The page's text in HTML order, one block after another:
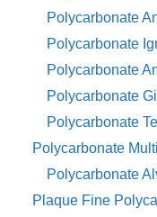
Polycarbonate
Polycarbonate
Polycarbonate
Polycarbonate
Polycarbonate
Polycarbonate
Polycarbonate
Plaque Fine